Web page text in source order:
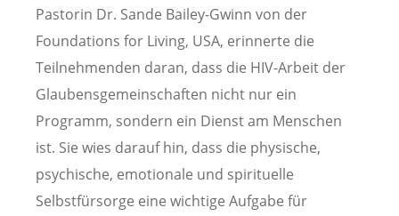
Pastorin Dr. Sande Bailey-Gwinn von der
Foundations for Living, USA, erinnerte die
Teilnehmenden daran, dass die HIV-Arbeit der
Glaubensgemeinschaften nicht nur ein
Programm, sondern ein Dienst am Menschen
ist. Sie wies darauf hin, dass die physische,
psychische, emotionale und spirituelle
Selbstfürsorge eine wichtige Aufgabe für